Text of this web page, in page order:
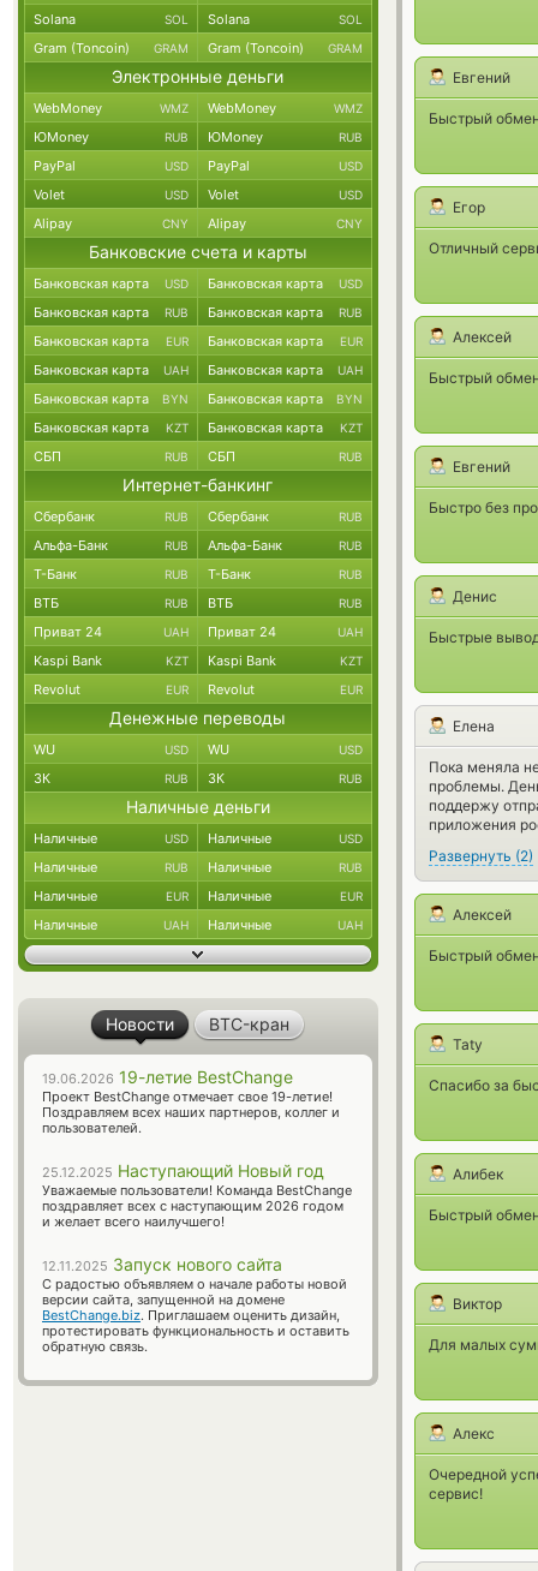
Евгений
Быстрый
Егор
Отличный
Алексей
Быстрый
Евгений
Быстро без
Денис
Быстрые
Елена
Пока меняла
проблемы.
поддержу
приложения
Развернуть (2)
Алексей
Быстрый
Taty
Спасибо за
Алибек
Быстрый
Виктор
Для малых
Алекс
Очередной
сервис!
Solana SOL Solana SOL
Gram (Toncoin) GRAM Gram (Toncoin) GRAM
Электронные деньги
WebMoney WMZ WebMoney WMZ
ЮMoney RUB ЮMoney RUB
PayPal USD PayPal USD
Volet USD Volet USD
Alipay CNY Alipay CNY
Банковские счета и карты
Банковская карта USD Банковская карта USD
Банковская карта RUB Банковская карта RUB
Банковская карта EUR Банковская карта EUR
Банковская карта UAH Банковская карта UAH
Банковская карта BYN Банковская карта BYN
Банковская карта KZT Банковская карта KZT
СБП RUB СБП RUB
Интернет-банкинг
Сбербанк RUB Сбербанк RUB
Альфа-Банк RUB Альфа-Банк RUB
Т-Банк RUB Т-Банк RUB
ВТБ RUB ВТБ RUB
Приват 24 UAH Приват 24 UAH
Kaspi Bank KZT Kaspi Bank KZT
Revolut EUR Revolut EUR
Денежные переводы
WU USD WU USD
ЗК RUB ЗК RUB
Наличные деньги
Наличные USD Наличные USD
Наличные RUB Наличные RUB
Наличные EUR Наличные EUR
Наличные UAH Наличные UAH
Новости BTC-кран
19.06.2026 19-летие BestChange
Проект BestChange отмечает свое 19-летие!
Поздравляем всех наших партнеров, коллег и
пользователей.
25.12.2025 Наступающий Новый год
Уважаемые пользователи! Команда BestChange
поздравляет всех с наступающим 2026 годом
и желает всего наилучшего!
12.11.2025 Запуск нового сайта
С радостью объявляем о начале работы новой
версии сайта, запущенной на домене
BestChange.biz. Приглашаем оценить дизайн,
протестировать функциональность и оставить
обратную связь.